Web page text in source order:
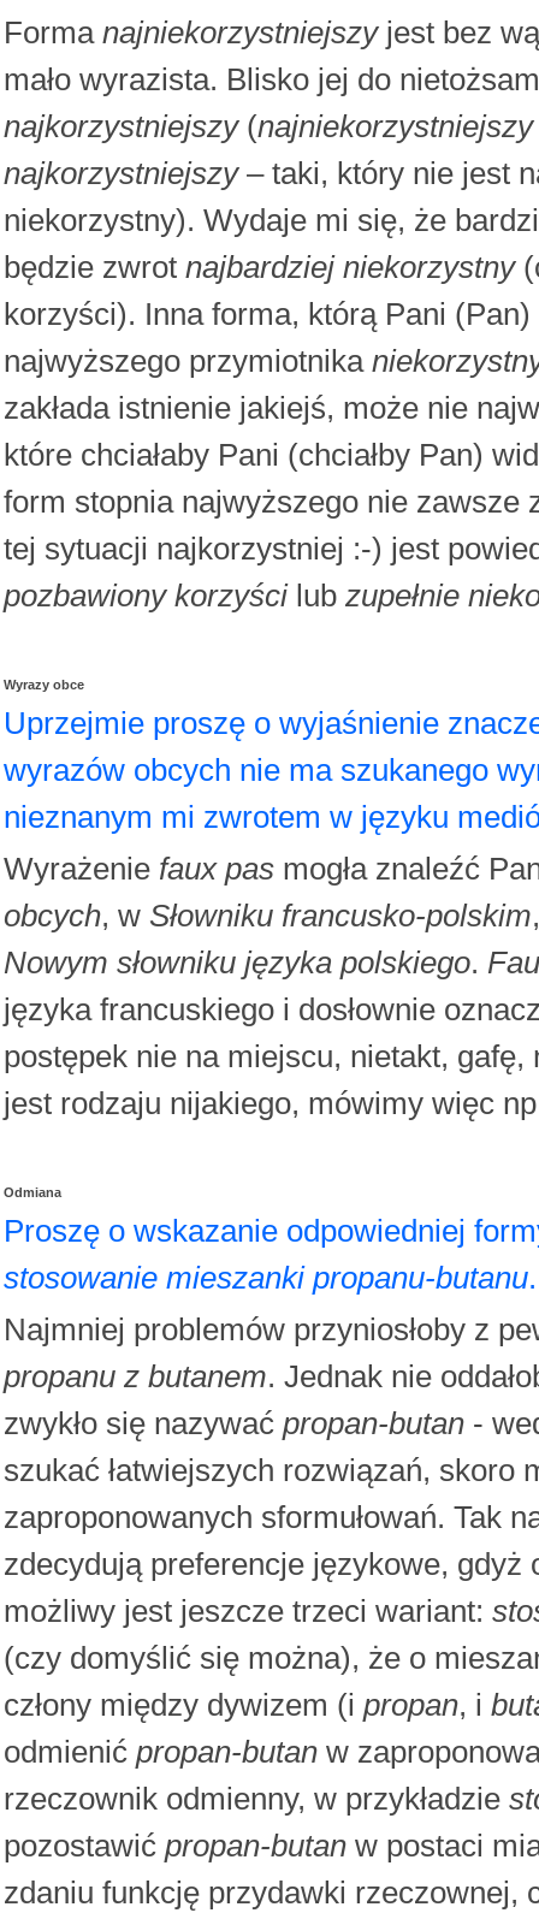
Forma najniekorzystniejszyjest bez
mało wyrazista. Blisko jej do
najkorzystniejszy(najniekorzystniejszy
najkorzystniejszy– taki, który nie jest
niekorzystny). Wydaje mi się, że
będzie zwrot najbardziej niekorzystny
korzyści). Inna forma, którą Pani
najwyższego przymiotnika
zakłada istnienie jakiejś, może nie
które chciałaby Pani (chciałby Pan)
form stopnia najwyższego nie
tej sytuacji najkorzystniej :-) jest
pozbawiony korzyścilub zupełnie
Wyrazy obce
Uprzejmie proszę o wyjaśnienie
wyrazów obcych nie ma szukanego
nieznanym mi zwrotem w języku
Wyrażenie faux pas mogła znaleźć
obcych, w Słowniku francusko-polskim
Nowym słowniku języka polskiego.
języka francuskiego i dosłownie
postępek nie na miejscu, nietakt,
jest rodzaju nijakiego, mówimy więc
Odmiana
Proszę o wskazanie odpowiedniej
stosowanie mieszanki propanu-butanu.
Najmniej problemów przyniosłoby z
propanu z butanem. Jednak nie
zwykło się nazywać propan-butan -
szukać łatwiejszych rozwiązań, skoro
zaproponowanych sformułowań. Tak
zdecydują preferencje językowe,
możliwy jest jeszcze trzeci wariant:
(czy domyślić się można), że o
człony między dywizem (i propan, i
odmienić propan-butan w
rzeczownik odmienny, w przykładzie
pozostawić propan-butan w postaci
zdaniu funkcję przydawki rzeczownej,